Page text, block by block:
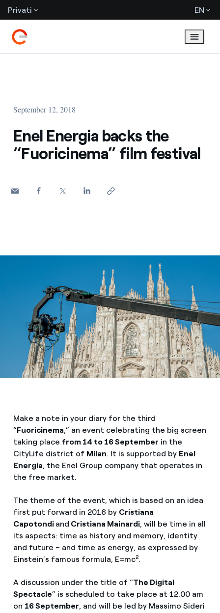
Privati EN
September 12, 2018
Enel Energia backs the
“Fuoricinema” film festival
Make a note in your diary for the third
“Fuoricinema,” an event celebrating the big screen
taking place from 14 to 16 September in the
CityLife district of Milan. It is supported by Enel
Energia, the Enel Group company that operates in
the free market.
The theme of the event, which is based on an idea
first put forward in 2016 by Cristiana
Capotondi and Cristiana Mainardi, will be time in all
its aspects: time as history and memory, identity
and future – and time as energy, as expressed by
Einstein’s famous formula, E=mc2.
A discussion under the title of “The Digital
Spectacle” is scheduled to take place at 12.00 am
on 16 September, and will be led by Massimo Sideri